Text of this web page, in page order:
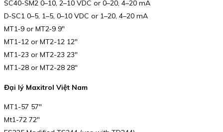
SC40-SM2 0–10, 2–10 VDC or 0–20, 4–20 mA
D‑SC1 0–5, 1–5, 0–10 VDC or 1–20, 4–20 mA
MT1‑9 or MT2‑9 9″
MT1-12 or MT2-12 12″
MT1-23 or MT2-23 23″
MT1-28 or MT2-28 28″
Đại lý Maxitrol Việt Nam
MT1-57 57″
Mt1-72 72″